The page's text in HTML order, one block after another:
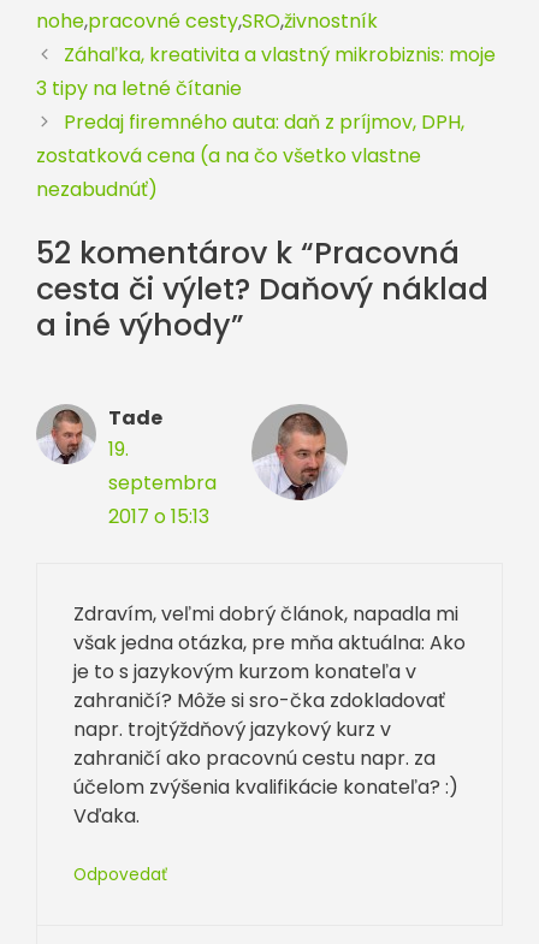
nohe,pracovné cesty,SRO,živnostník
Záhaľka, kreativita a vlastný mikrobiznis: moje
3 tipy na letné čítanie
Predaj firemného auta: daň z príjmov, DPH,
zostatková cena (a na čo všetko vlastne
nezabudnúť)
52 komentárov k “Pracovná
cesta či výlet? Daňový náklad
a iné výhody”
Tade
19.
septembra
2017 o 15:13
Zdravím, veľmi dobrý článok, napadla mi
však jedna otázka, pre mňa aktuálna: Ako
je to s jazykovým kurzom konateľa v
zahraničí? Môže si sro-čka zdokladovať
napr. trojtýždňový jazykový kurz v
zahraničí ako pracovnú cestu napr. za
účelom zvýšenia kvalifikácie konateľa? :)
Vďaka.
Odpovedať